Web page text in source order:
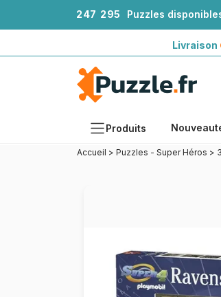
247 295 Puzzles
Livraison
Produits
Accessoires
avec
Accueil > Puzzles - Super Héros >